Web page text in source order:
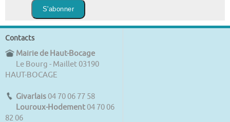
Contacts
Mairie de Haut-Bocage
Le Bourg - Maillet 03190
HAUT-BOCAGE
Givarlais 04 70 06 77 58
Louroux-Hodement 04 70 06
82 06